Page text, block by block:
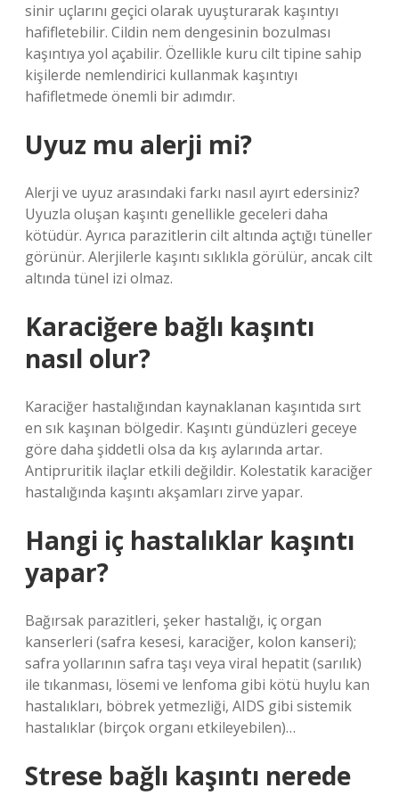
sinir uçlarını geçici olarak uyuşturarak kaşıntıyı
hafifletebilir. Cildin nem dengesinin bozulması
kaşıntıya yol açabilir. Özellikle kuru cilt tipine sahip
kişilerde nemlendirici kullanmak kaşıntıyı
hafifletmede önemli bir adımdır.
Uyuz mu alerji mi?
Alerji ve uyuz arasındaki farkı nasıl ayırt edersiniz?
Uyuzla oluşan kaşıntı genellikle geceleri daha
kötüdür. Ayrıca parazitlerin cilt altında açtığı tüneller
görünür. Alerjilerle kaşıntı sıklıkla görülür, ancak cilt
altında tünel izi olmaz.
Karaciğere bağlı kaşıntı
nasıl olur?
Karaciğer hastalığından kaynaklanan kaşıntıda sırt
en sık kaşınan bölgedir. Kaşıntı gündüzleri geceye
göre daha şiddetli olsa da kış aylarında artar.
Antipruritik ilaçlar etkili değildir. Kolestatik karaciğer
hastalığında kaşıntı akşamları zirve yapar.
Hangi iç hastalıklar kaşıntı
yapar?
Bağırsak parazitleri, şeker hastalığı, iç organ
kanserleri (safra kesesi, karaciğer, kolon kanseri);
safra yollarının safra taşı veya viral hepatit (sarılık)
ile tıkanması, lösemi ve lenfoma gibi kötü huylu kan
hastalıkları, böbrek yetmezliği, AIDS gibi sistemik
hastalıklar (birçok organı etkileyebilen)…
Strese bağlı kaşıntı nerede